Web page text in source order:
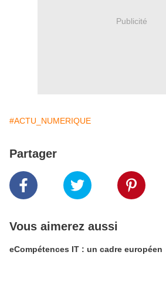
Publicité
#ACTU_NUMERIQUE
Partager
Vous aimerez aussi
eCompétences IT : un cadre européen